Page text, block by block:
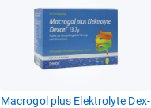
Macro­gol plus Elek­tro­lyte Dex­